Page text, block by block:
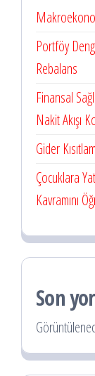
Portföy
Rebalans
Finansal
Nakit Akışı
Gider
Çocuklara
Kavramını
Son